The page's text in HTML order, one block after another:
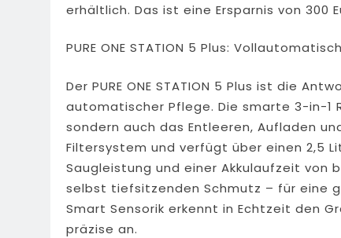
erhältlich. Das ist eine Ersparnis von 300
PURE ONE STATION 5 Plus:
Der PURE ONE STATION 5 Plus ist die
automatischer Pflege. Die smarte 3-in-1
sondern auch das Entleeren, Aufladen
Filtersystem und verfügt über einen 2,5
Saugleistung und einer Akkulaufzeit von
selbst tiefsitzenden Schmutz – für eine
Smart Sensorik erkennt in Echtzeit den
präzise an.